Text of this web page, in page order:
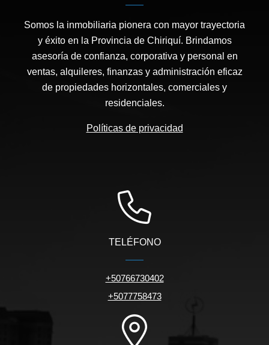
Somos la inmobiliaria pionera con mayor trayectoria
y éxito en la Provincia de Chiriquí. Brindamos
asesoría de confianza, corporativa y personal en
ventas, alquileres, finanzas y administración eficaz
de propiedades horizontales, comerciales y
residenciales.
Políticas de privacidad
TELÉFONO
+50766730402
+5077758473